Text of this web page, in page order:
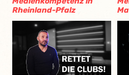
Rheinland-Pfalz